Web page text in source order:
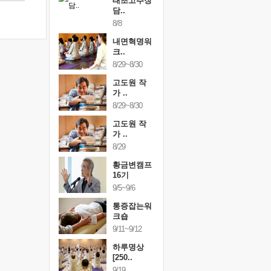
명상법
담..
8/8
내면혁명워
크..
8/29~8/30
고도원 작
가 ..
8/29~8/30
고도원 작
가 ..
8/29
황금변캠프
16기
9/5~9/6
통증잡는워
크숍
9/11~9/12
하루명상
[250..